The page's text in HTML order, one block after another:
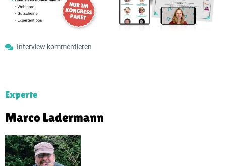
Interview kommentieren
Experte
Marco Ladermann